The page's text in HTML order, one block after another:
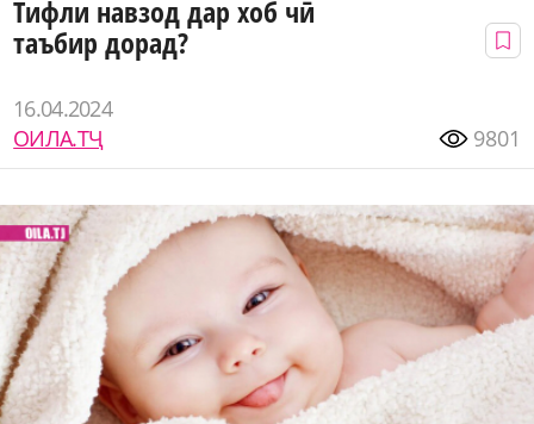
Тифли навзод дар хоб чӣ
таъбир дорад?
16.04.2024
ОИЛА.ТҶ
9801